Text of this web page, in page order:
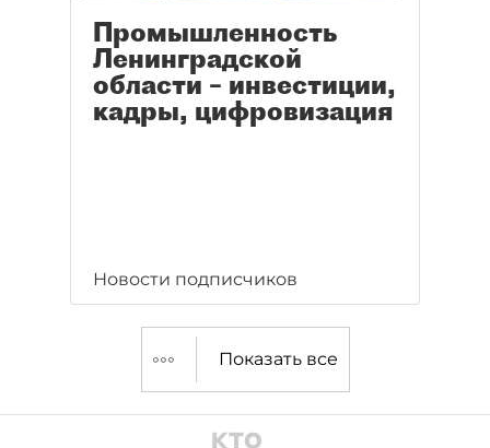
Промышленность
Ленинградской
области – инвестиции,
кадры, цифровизация
Новости подписчиков
Показать все